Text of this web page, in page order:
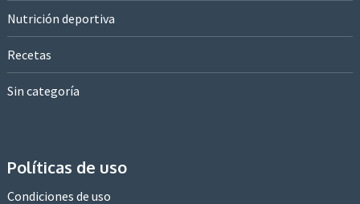
Nutrición deportiva
Recetas
Sin categoría
Políticas de uso
Condiciones de uso